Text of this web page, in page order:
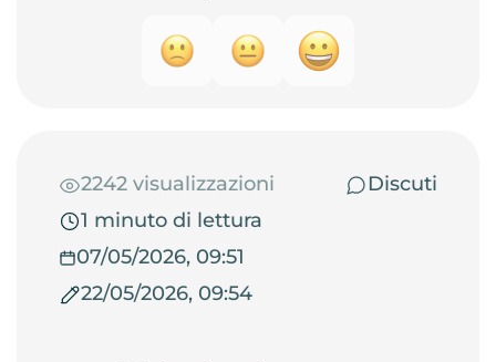
2242 visualizzazioni
Discuti
1 minuto di lettura
07/05/2026, 09:51
22/05/2026, 09:54